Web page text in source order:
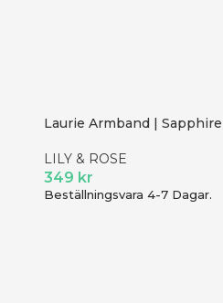
Laurie Armband | Sapphire
LILY & ROSE
349 kr
Beställningsvara 4-7 Dagar.